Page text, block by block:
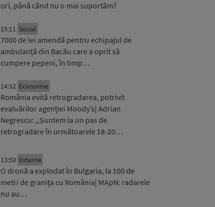
ori, până când nu o mai suportăm?
15:11 Social
7000 de lei amendă pentru echipajul de
ambulanță din Bacău care a oprit să
cumpere pepeni, în timp…
14:32 Economie
România evită retrogradarea, potrivit
evaluărilor agenției Moody’s| Adrian
Negrescu: ,,Suntem la un pas de
retrogradare în următoarele 18-20…
13:59 Externe
O dronă a explodat în Bulgaria, la 100 de
metri de granița cu România| MApN: radarele
nu au…